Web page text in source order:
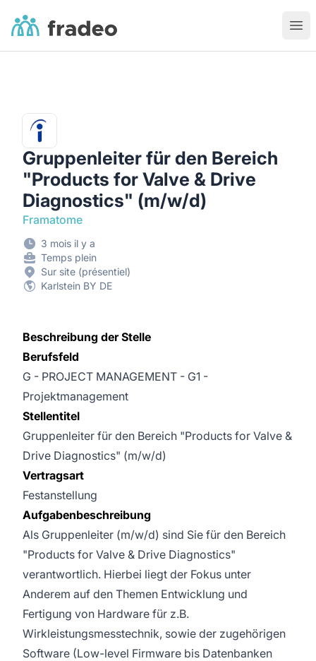
Fradeo
Gruppenleiter für den Bereich
"Products for Valve & Drive
Diagnostics" (m/w/d)
Framatome
3 mois il y a
Temps plein
Sur site (présentiel)
Karlstein BY DE
Beschreibung der Stelle
Berufsfeld
G - PROJECT MANAGEMENT - G1 -
Projektmanagement
Stellentitel
Gruppenleiter für den Bereich "Products for Valve &
Drive Diagnostics" (m/w/d)
Vertragsart
Festanstellung
Aufgabenbeschreibung
Als Gruppenleiter (m/w/d) sind Sie für den Bereich
"Products for Valve & Drive Diagnostics"
verantwortlich. Hierbei liegt der Fokus unter
Anderem auf den Themen Entwicklung und
Fertigung von Hardware für z.B.
Wirkleistungsmesstechnik, sowie der zugehörigen
Software (Low-level Firmware bis Datenbanken